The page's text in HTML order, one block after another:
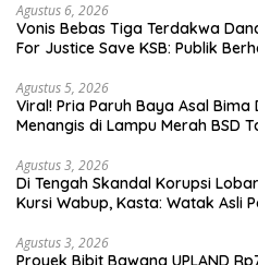
Agustus 6, 2026
Vonis Bebas Tiga Terdakwa
For Justice Save KSB: Publik
Agustus 5, 2026
Viral! Pria Paruh Baya Asal
Menangis di Lampu Merah BSD
Agustus 3, 2026
Di Tengah Skandal Korupsi
Kursi Wabup, Kasta: Watak Asli
Agustus 3, 2026
Proyek Bibit Bawang UPLAND